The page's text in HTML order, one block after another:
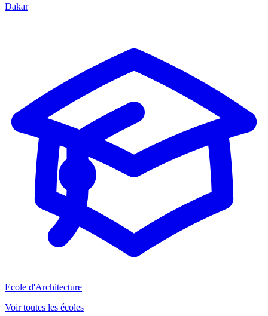
Dakar
Ecole d'Architecture
Voir toutes les écoles